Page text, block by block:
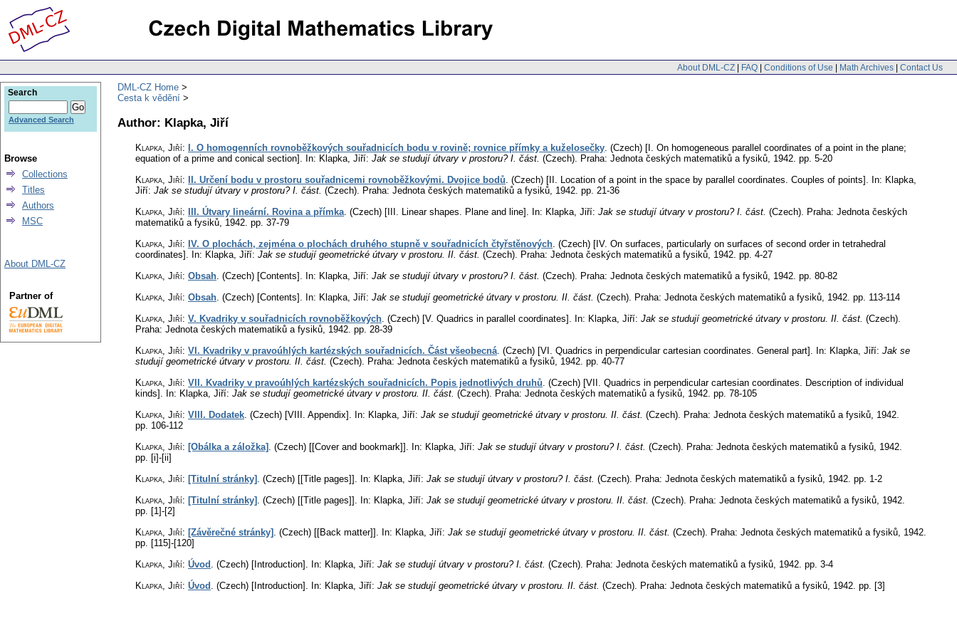
About DML-CZ | FAQ | Conditions of Use | Math Archives | Contact Us
DML-CZ Home
Cesta k vědění
Author: Klapka, Jiří
Klapka, Jiří: I. O homogenních rovnoběžkových souřadnicích bodu v rovině; rovnice přímky a kuželosečky. (Czech) [I. On homogeneous parallel coordinates of a point in the plane;
equation of a prime and conical section]. In: Klapka, Jiří: Jak se studují útvary v prostoru? I. část. (Czech). Praha: Jednota českých matematiků a fysiků, 1942. pp. 5-20
Klapka, Jiří: II. Určení bodu v prostoru souřadnicemi rovnoběžkovými. Dvojice bodů. (Czech) [II. Location of a point in the space by parallel coordinates. Couples of points]. In: Klapka,
Jiří: Jak se studují útvary v prostoru? I. část. (Czech). Praha: Jednota českých matematiků a fysiků, 1942. pp. 21-36
Klapka, Jiří: III. Útvary lineární. Rovina a přímka. (Czech) [III. Linear shapes. Plane and line]. In: Klapka, Jiří: Jak se studují útvary v prostoru? I. část. (Czech). Praha: Jednota českých
matematiků a fysiků, 1942. pp. 37-79
Klapka, Jiří: IV. O plochách, zejména o plochách druhého stupně v souřadnicích čtyřstěnových. (Czech) [IV. On surfaces, particularly on surfaces of second order in tetrahedral
coordinates]. In: Klapka, Jiří: Jak se studují geometrické útvary v prostoru. II. část. (Czech). Praha: Jednota českých matematiků a fysiků, 1942. pp. 4-27
Klapka, Jiří: Obsah. (Czech) [Contents]. In: Klapka, Jiří: Jak se studují útvary v prostoru? I. část. (Czech). Praha: Jednota českých matematiků a fysiků, 1942. pp. 80-82
Klapka, Jiří: Obsah. (Czech) [Contents]. In: Klapka, Jiří: Jak se studují geometrické útvary v prostoru. II. část. (Czech). Praha: Jednota českých matematiků a fysiků, 1942. pp. 113-114
Klapka, Jiří: V. Kvadriky v souřadnicích rovnoběžkových. (Czech) [V. Quadrics in parallel coordinates]. In: Klapka, Jiří: Jak se studují geometrické útvary v prostoru. II. část. (Czech).
Praha: Jednota českých matematiků a fysiků, 1942. pp. 28-39
Klapka, Jiří: VI. Kvadriky v pravoúhlých kartézských souřadnicích. Část všeobecná. (Czech) [VI. Quadrics in perpendicular cartesian coordinates. General part]. In: Klapka, Jiří: Jak se
studují geometrické útvary v prostoru. II. část. (Czech). Praha: Jednota českých matematiků a fysiků, 1942. pp. 40-77
Klapka, Jiří: VII. Kvadriky v pravoúhlých kartézských souřadnicích. Popis jednotlivých druhů. (Czech) [VII. Quadrics in perpendicular cartesian coordinates. Description of individual
kinds]. In: Klapka, Jiří: Jak se studují geometrické útvary v prostoru. II. část. (Czech). Praha: Jednota českých matematiků a fysiků, 1942. pp. 78-105
Klapka, Jiří: VIII. Dodatek. (Czech) [VIII. Appendix]. In: Klapka, Jiří: Jak se studují geometrické útvary v prostoru. II. část. (Czech). Praha: Jednota českých matematiků a fysiků, 1942.
pp. 106-112
Klapka, Jiří: [Obálka a záložka] . (Czech) [[Cover and bookmark]]. In: Klapka, Jiří: Jak se studují útvary v prostoru? I. část. (Czech). Praha: Jednota českých matematiků a fysiků, 1942.
pp. [i]-[ii]
Klapka, Jiří: [Titulní stránky] . (Czech) [[Title pages]]. In: Klapka, Jiří: Jak se studují útvary v prostoru? I. část. (Czech). Praha: Jednota českých matematiků a fysiků, 1942. pp. 1-2
Klapka, Jiří: [Titulní stránky] . (Czech) [[Title pages]]. In: Klapka, Jiří: Jak se studují geometrické útvary v prostoru. II. část. (Czech). Praha: Jednota českých matematiků a fysiků, 1942.
pp. [1]-[2]
Klapka, Jiří: [Závěrečné stránky] . (Czech) [[Back matter]]. In: Klapka, Jiří: Jak se studují geometrické útvary v prostoru. II. část. (Czech). Praha: Jednota českých matematiků a fysiků, 1942.
pp. [115]-[120]
Klapka, Jiří: Úvod . (Czech) [Introduction]. In: Klapka, Jiří: Jak se studují útvary v prostoru? I. část. (Czech). Praha: Jednota českých matematiků a fysiků, 1942. pp. 3-4
Klapka, Jiří: Úvod . (Czech) [Introduction]. In: Klapka, Jiří: Jak se studují geometrické útvary v prostoru. II. část. (Czech). Praha: Jednota českých matematiků a fysiků, 1942. pp. [3]
Search
Advanced Search
Browse
Collections
Titles
Authors
MSC
About DML-CZ
Partner of